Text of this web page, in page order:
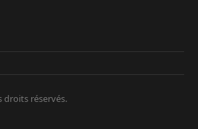
droits réservés.